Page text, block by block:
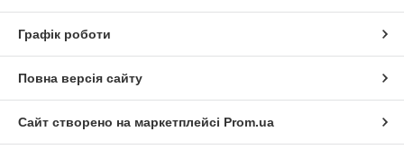
Графік роботи
Повна версія сайту
Сайт створено на маркетплейсі Prom.ua